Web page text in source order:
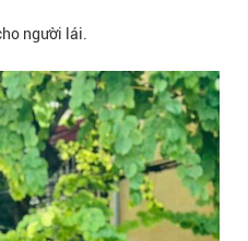
người lái.